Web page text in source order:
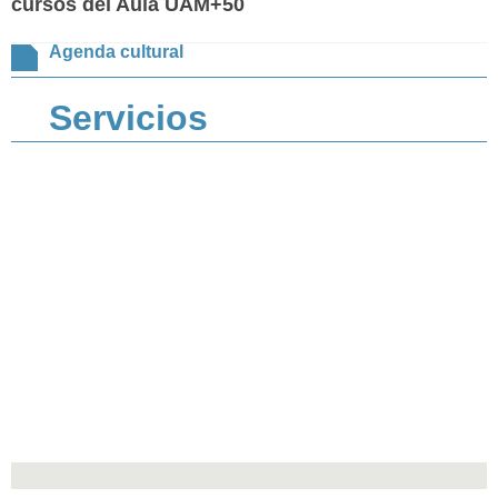
Agenda cultural
Servicios